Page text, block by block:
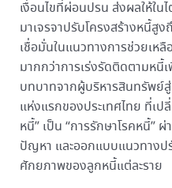
เงื่อนไขที่ผ่อนปรน ส่งผลให้ใน
มาเจรจาปรับโครงสร้างหนี้สู
เชื่อมั่นในแนวทางการช่วยเห
มากกว่าการเร่งรัดติดตามหนี้
บทบาทจากผู้บริหารสินทรัพย์สู่
แห่งแรกของประเทศไทย ที่เ
หนี้” เป็น “การรักษาโรคหนี้” ผ่
ปัญหา และออกแบบแนวทางป
ศักยภาพของลูกหนี้แต่ละราย